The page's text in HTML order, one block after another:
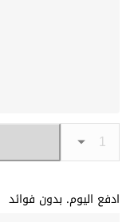
ادفع اليوم. بدون فوائد